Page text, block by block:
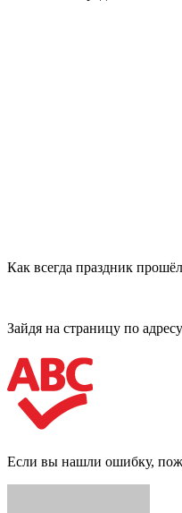
Как всегда праздник
Зайдя на страницу по адресу
Если вы нашли ошибку,